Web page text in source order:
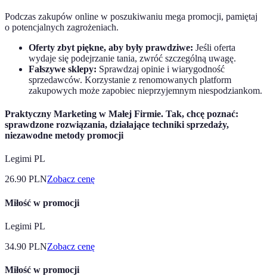
Podczas zakupów online w poszukiwaniu mega promocji, pamiętaj
o potencjalnych zagrożeniach.
Oferty zbyt piękne, aby były prawdziwe: Jeśli oferta
wydaje się podejrzanie tania, zwróć szczególną uwagę.
Fałszywe sklepy: Sprawdzaj opinie i wiarygodność
sprzedawców. Korzystanie z renomowanych platform
zakupowych może zapobiec nieprzyjemnym niespodziankom.
Praktyczny Marketing w Małej Firmie. Tak, chcę poznać:
sprawdzone rozwiązania, działające techniki sprzedaży,
niezawodne metody promocji
Legimi PL
26.90 PLNZobacz cenę
Miłość w promocji
Legimi PL
34.90 PLNZobacz cenę
Miłość w promocji